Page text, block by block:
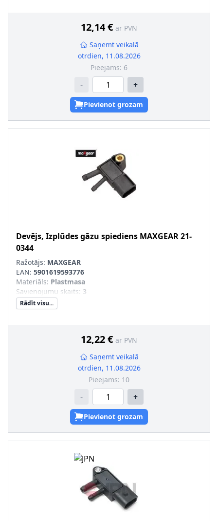
12,14 € ar PVN
Saņemt veikalā
otrdien, 11.08.2026
Pieejams: 6
- +
Pievienot grozam
Devējs, Izplūdes gāzu spiediens MAXGEAR21-
0344
Ražotājs: MAXGEAR
EAN: 5901619593776
Materiāls: Plastmasa
Savienojumu skaits: 3
Rādīt visu...
12,22 € ar PVN
Saņemt veikalā
otrdien, 11.08.2026
Pieejams: 10
- +
Pievienot grozam